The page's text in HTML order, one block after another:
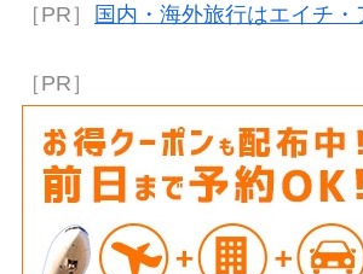
［PR］ 国内・海外旅行はエイチ・
［PR］